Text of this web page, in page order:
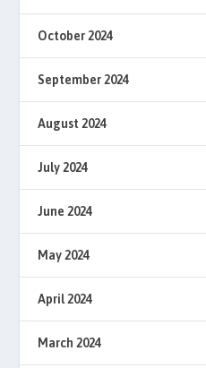
October 2024
September 2024
August 2024
July 2024
June 2024
May 2024
April 2024
March 2024